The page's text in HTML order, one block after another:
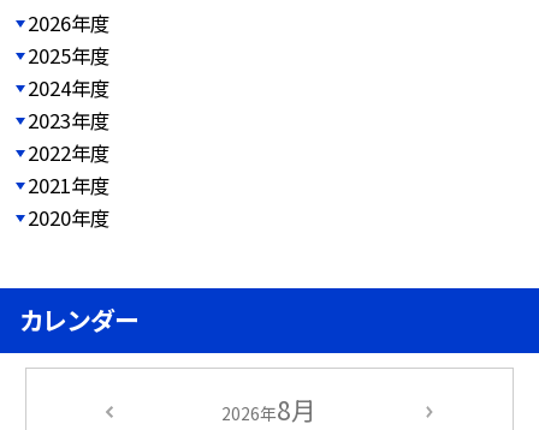
2026年度
2025年度
2024年度
2023年度
2022年度
2021年度
2020年度
カレンダー
2026年8月